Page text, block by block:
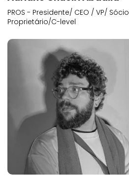
PROS - Presidente/ CEO / VP/ Sócio
Proprietário/C-level